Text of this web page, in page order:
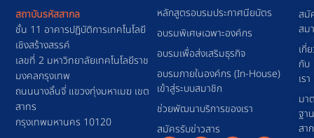
สมั
สม
เกี่
กับ
เรา
มา
ฐาน
สา
หลักสูตรอบรมประกาศนียบัตร
อบรมพิเศษเฉพาะองค์กร
อบรมเพื่อส่งเสริมธุรกิจ
อบรมภายในองค์กร (In-House)
เข้าสู่ระบบสมาชิก
ช่วยพัฒนาบริการของเรา
สมัครรับข่าวสาร
สถาบันรหัสสากล
ชั้น 11 อาคารปฎิบัติการเทคโนโลยี
เชิงสร้างสรรค์
เลขที่ 2 มหาวิทยาลัยเทคโนโลยีราช
มงคลกรุงเทพ
ถนนนางลิ้นจี่ แขวงทุ่งมหาเมฆ เขต
สาทร
กรุงเทพมหานคร 10120